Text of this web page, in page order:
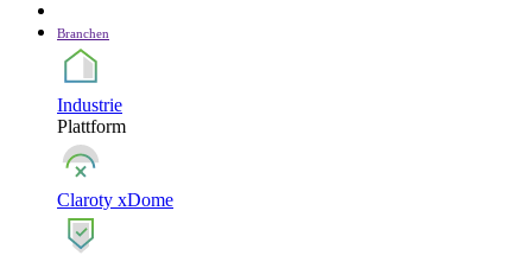
Branchen
Industrie
Plattform
Claroty xDome